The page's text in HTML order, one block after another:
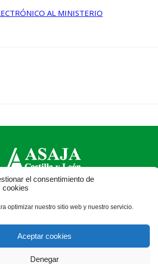
el consentimiento de
cookies
optimizar nuestro sitio web y nuestro servicio.
Aceptar cookies
Denegar
AL MINISTERIO
y León - Jóvenes Agricultores
Santa Isabel, nº 6 (bajo). CP 47015
info@asajacyl.com